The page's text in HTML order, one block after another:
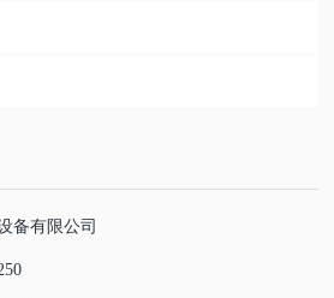
备有限公司